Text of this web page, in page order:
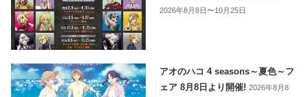
2026年8月8日〜10月25日
アオのハコ 4 seasons～夏色～フ
ェア 8月8日より開催!2026年8月8